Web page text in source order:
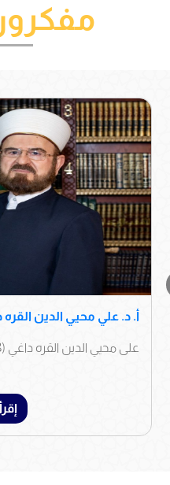
أ. د. علي محيي الدين القره
على محيي الدين القره داغي (1368هـ/1949م، قره داغ، ...